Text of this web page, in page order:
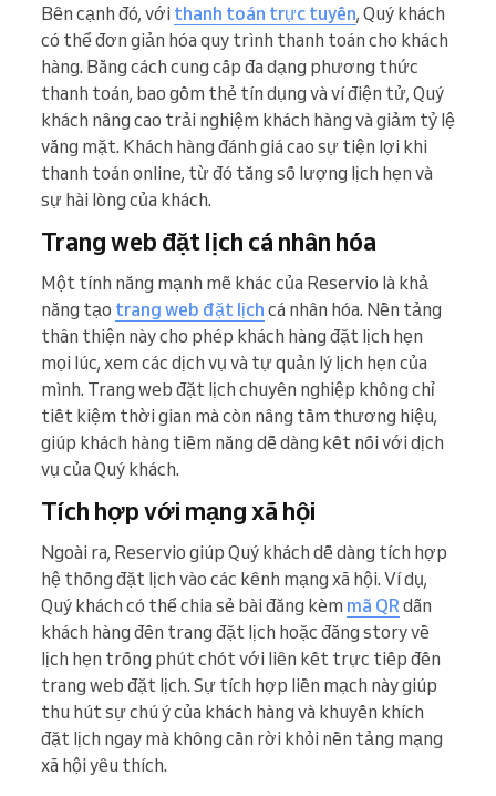
Bên cạnh đó, với thanh toán trực tuyến, Quý khách
có thể đơn giản hóa quy trình thanh toán cho khách
hàng. Bằng cách cung cấp đa dạng phương thức
thanh toán, bao gồm thẻ tín dụng và ví điện tử, Quý
khách nâng cao trải nghiệm khách hàng và giảm tỷ lệ
vắng mặt. Khách hàng đánh giá cao sự tiện lợi khi
thanh toán online, từ đó tăng số lượng lịch hẹn và
sự hài lòng của khách.
Trang web đặt lịch cá nhân hóa
Một tính năng mạnh mẽ khác của Reservio là khả
năng tạo trang web đặt lịch cá nhân hóa. Nền tảng
thân thiện này cho phép khách hàng đặt lịch hẹn
mọi lúc, xem các dịch vụ và tự quản lý lịch hẹn của
mình. Trang web đặt lịch chuyên nghiệp không chỉ
tiết kiệm thời gian mà còn nâng tầm thương hiệu,
giúp khách hàng tiềm năng dễ dàng kết nối với dịch
vụ của Quý khách.
Tích hợp với mạng xã hội
Ngoài ra, Reservio giúp Quý khách dễ dàng tích hợp
hệ thống đặt lịch vào các kênh mạng xã hội. Ví dụ,
Quý khách có thể chia sẻ bài đăng kèm mã QR dẫn
khách hàng đến trang đặt lịch hoặc đăng story về
lịch hẹn trống phút chót với liên kết trực tiếp đến
trang web đặt lịch. Sự tích hợp liền mạch này giúp
thu hút sự chú ý của khách hàng và khuyến khích
đặt lịch ngay mà không cần rời khỏi nền tảng mạng
xã hội yêu thích.